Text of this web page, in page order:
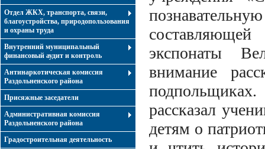
Отдел ЖКХ, транспорта, связи,
благоустройства, природопользования
и охраны труда
Внутренний муниципальный
финансовый аудит и контроль
Антинаркотическая комиссия
Раздольненского района
Присяжные заседатели
Административная комиссия
Раздольненского района
Градостроительная деятельность
экспонаты
внимание
рассказал
детям о